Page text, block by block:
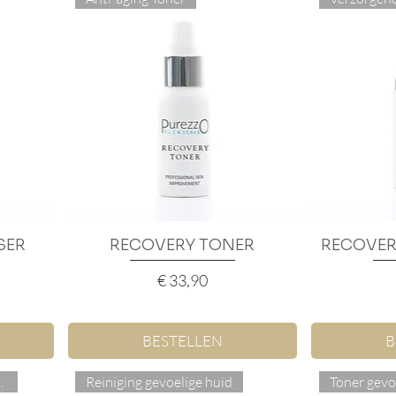
Snel overzicht
RECOVERY TONER
Prijs
€ 33,90
BESTELLEN
Reiniging gevoelige huid Toner